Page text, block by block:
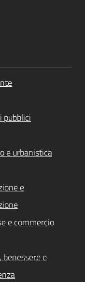
pubblici
e urbanistica
e
e commercio
benessere e